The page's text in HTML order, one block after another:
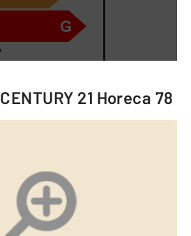
CENTURY 21 Horeca 78